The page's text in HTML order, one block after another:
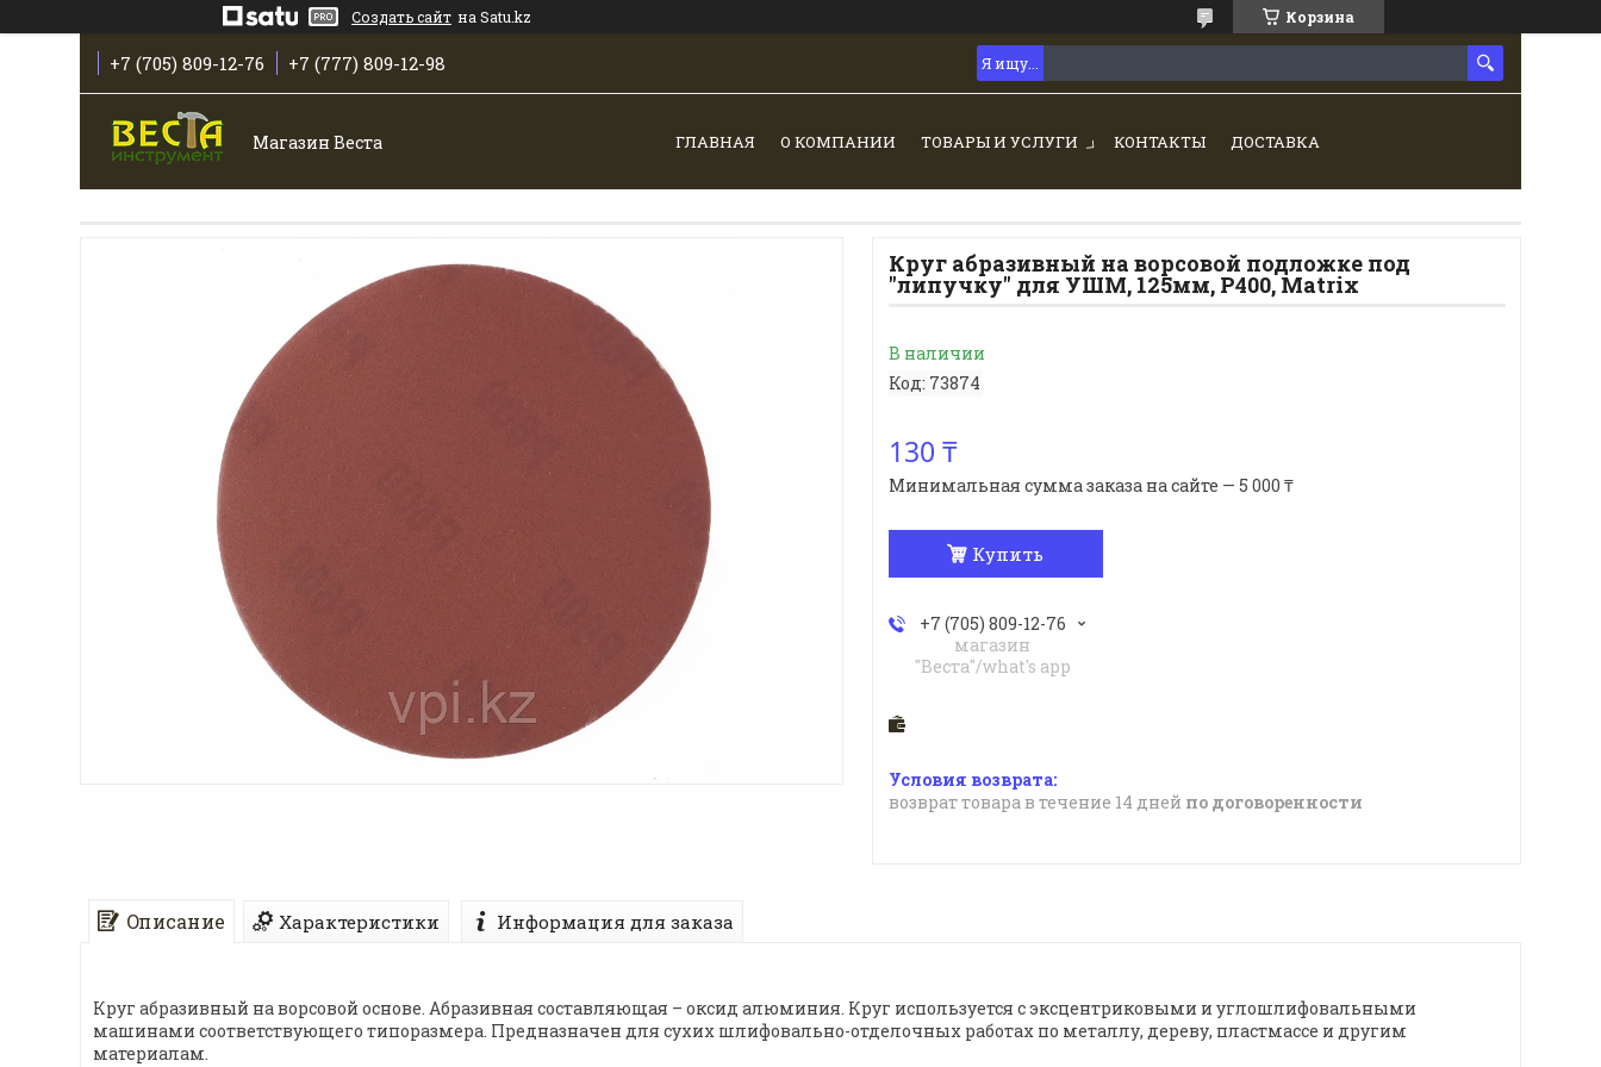
Создать сайт на Satu.kz Корзина
+7 (705) 809-12-76 +7 (777) 809-12-98
Магазин Веста ГЛАВНАЯ О КОМПАНИИ ТОВАРЫ И УСЛУГИ КОНТАКТЫ ДОСТАВКА
Круг абразивный на ворсовой подложке под
"липучку" для УШМ, 125мм, Р400, Matrix
В наличии
Код: 73874
130 ₸
Минимальная сумма заказа на сайте — 5 000 ₸
Купить
+7 (705) 809-12-76
магазин
"Веста"/what's app
возврат товара в течение 14 дней по договоренности
Описание Характеристики Информация для заказа
Круг абразивный на ворсовой основе. Абразивная составляющая – оксид алюминия. Круг используется с эксцентриковыми и углошлифовальными
машинами соответствующего типоразмера. Предназначен для сухих шлифовально-отделочных работах по металлу, дереву, пластмассе и другим
материалам.